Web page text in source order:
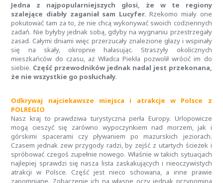
Jedna z najpopularniejszych głosi, że w te regiony
szalejące diabły zaganiał sam Lucyfer. Rzekomo miały one
pokutować tam za to, że nie chcą wykonywać swoich codziennych
zadań. Nie byłyby jednak sobą, gdyby na wygnaniu przestrzegały
zasad. Całymi dniami więc przerzucały znalezione głazy i wspinały
się na skały, okropnie hałasując. Straszyły okolicznych
mieszkańców do czasu, aż Władca Piekła pozwolił wrócić im do
siebie. Część przewodników jednak nadal jest przekonana,
że nie wszystkie go posłuchały.
Odkrywaj najciekawsze miejsca i atrakcje w Polsce z
POLREGIO
Nasz kraj to prawdziwa turystyczna perła Europy. Urlopowicze
mogą cieszyć się zarówno wypoczynkiem nad morzem, jak i
górskimi spacerami czy pływaniem po mazurskich jeziorach.
Czasem jednak zew przygody radzi, by zejść z utartych ścieżek i
spróbować czegoś zupełnie nowego. Właśnie w takich sytuacjach
najlepiej sprawdzi się nasza lista zaskakujących i nieoczywistych
atrakcji w Polsce. Część jest nieco schowana, a inne prawie
zapomniane. Zobaczenie ich na własne oczy jednak przypomina